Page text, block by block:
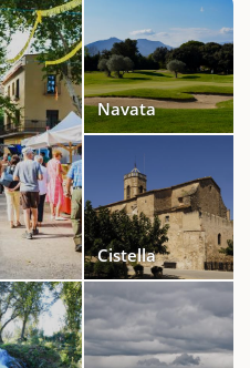
Navata
Cistella